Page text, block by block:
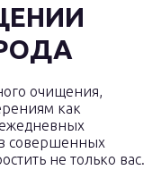
очищения,
как
совершенных
не только вас.